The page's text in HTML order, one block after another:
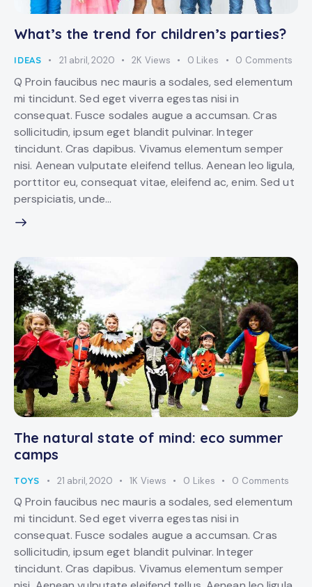
What’s the trend for children’s parties?
IDEAS 21 abril, 2020 2K Views 0 Likes 0 Comments
Q Proin faucibus nec mauris a sodales, sed elementum
mi tincidunt. Sed eget viverra egestas nisi in
consequat. Fusce sodales augue a accumsan. Cras
sollicitudin, ipsum eget blandit pulvinar. Integer
tincidunt. Cras dapibus. Vivamus elementum semper
nisi. Aenean vulputate eleifend tellus. Aenean leo ligula,
porttitor eu, consequat vitae, eleifend ac, enim. Sed ut
perspiciatis, unde…
The natural state of mind: eco summer
camps
TOYS 21 abril, 2020 1K Views 0 Likes 0 Comments
Q Proin faucibus nec mauris a sodales, sed elementum
mi tincidunt. Sed eget viverra egestas nisi in
consequat. Fusce sodales augue a accumsan. Cras
sollicitudin, ipsum eget blandit pulvinar. Integer
tincidunt. Cras dapibus. Vivamus elementum semper